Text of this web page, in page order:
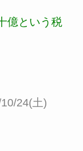
億という税
24(土)